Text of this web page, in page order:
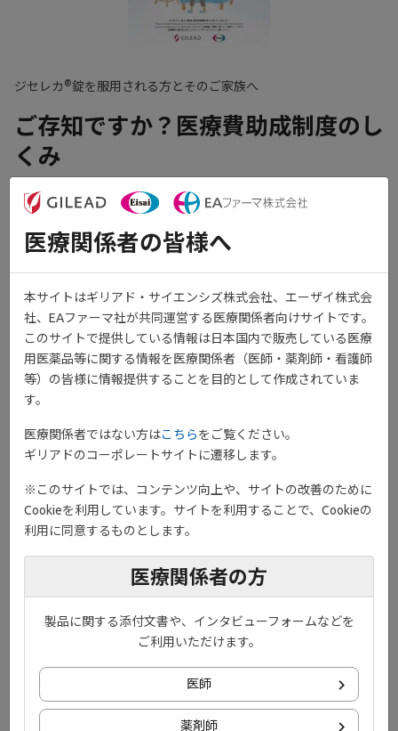
ジセレカ ®錠を服用される方とそのご家族へ
ご存知ですか？医療費助成制度のし
くみ
関節リウマチの治療は長期にわたるため、医療費負担を軽減する
ための様々な助成制度があります。
この冊子は、関節リウマチ患者さんが活用できる主な医療費助成
制度をご紹介するためのツールです。
錠を服用される方とそのご家族へ
錠服用ガイドブック
医療関係者の皆様へ
本サイトはギリアド・サイエンシズ株式会社、エーザイ株式会
社、EAファーマ社が共同運営する医療関係者向けサイトです。
このサイトで提供している情報は日本国内で販売している医療
用医薬品等に関する情報を医療関係者（医師・薬剤師・看護師
等）の皆様に情報提供することを目的として作成されていま
す。
医療関係者ではない方はこちらをご覧ください。
ギリアドのコーポレートサイトに遷移します。
※このサイトでは、コンテンツ向上や、サイトの改善のために
Cookieを利用しています。サイトを利用することで、Cookieの
利用に同意するものとします。
医療関係者の方
製品に関する添付文書や、インタビューフォームなどを
ご利用いただけます。
医師
薬剤師